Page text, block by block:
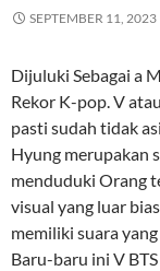
SEPTEMBER 11, 2023
Dijuluki Sebagai a
Rekor K-pop. V
pasti sudah tidak
Hyung merupakan
menduduki Orang
visual yang luar
memiliki suara
Baru-baru ini V